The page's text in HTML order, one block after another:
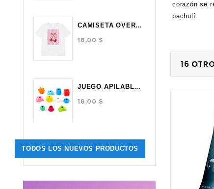
CAMISETA OVERSIZE BLANCA...
18,00 $
JUEGO APILABLE MONTESSORI...
16,00 $
TODOS LOS NUEVOS PRODUCTOS
corazón se
pachulí.
16